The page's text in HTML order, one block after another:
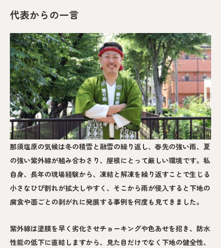
代表からの一言
那須塩原の気候は冬の積雪と融雪の繰り返し、春先の強い雨、夏
の強い紫外線が組み合わさり、屋根にとって厳しい環境です。私
自身、長年の現場経験から、凍結と解凍を繰り返すことで生じる
小さなひび割れが拡大しやすく、そこから雨が侵入すると下地の
腐食や面ごとの剥がれに発展する事例を何度も見てきました。
紫外線は塗膜を早く劣化させチョーキングや色あせを招き、防水
性能の低下に直結しますから、見た目だけでなく下地の健全性、